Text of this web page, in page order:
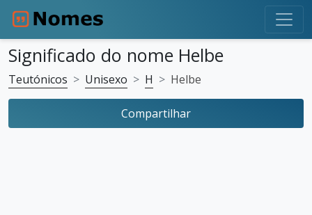
Significado do nome Helbe
Teutónicos Unisexo H Helbe
Compartilhar